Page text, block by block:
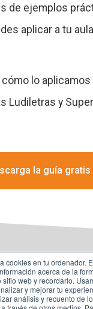
cookies en tu ordenador.
acerca de la
web y recordarlo.
y mejorar tu
análisis y recuento de
de ejemplos
aplicar a tu
cómo lo aplicamos
Ludiletras y
la guía gratis